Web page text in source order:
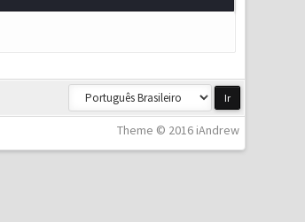
Theme © 2016 iAndrew